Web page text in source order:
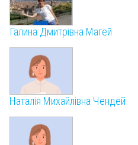
Галина Дмитрівна Магей
Наталія Михайлівна Чендей